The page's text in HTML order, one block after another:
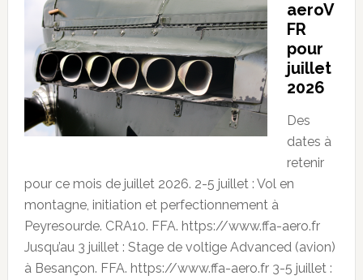
aeroV
FR
pour
juillet
2026
Des
dates à
retenir
pour ce mois de juillet 2026. 2-5 juillet : Vol en
montagne, initiation et perfectionnement à
Peyresourde. CRA10. FFA. https://www.ffa-aero.fr
Jusqu’au 3 juillet : Stage de voltige Advanced (avion)
à Besançon. FFA. https://www.ffa-aero.fr 3-5 juillet :